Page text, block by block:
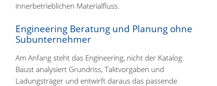
innerbetrieblichen Materialfluss.
Engineering Beratung und Planung ohne
Subunternehmer
Am Anfang steht das Engineering, nicht der Katalog.
Baust analysiert Grundriss, Taktvorgaben und
Ladungsträger und entwirft daraus das passende